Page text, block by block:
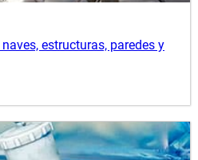
estructuras, paredes y